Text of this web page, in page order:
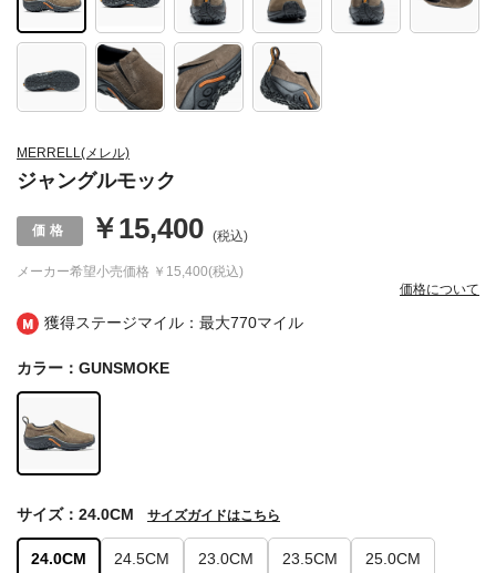
獲得ステージマイル：最大770マイル
MERRELL(メレル)
ジャングルモック
メーカー希望小売価格 ￥15,400(税込)
￥15,400 (税込)
価格について
カラー：GUNSMOKE
24.0CM 24.5CM 23.0CM 23.5CM 25.0CM
サイズ：24.0CM サイズガイドはこちら